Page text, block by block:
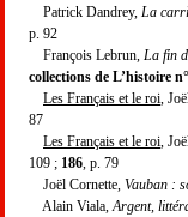
Patrick Dandrey, La
p. 92
François Lebrun, La fin
collections de L’histoire
Les Français et le roi ,
87
Les Français et le roi ,
109 ; 186 , p. 79
Joël Cornette, Vauban :
Alain Viala, Argent,